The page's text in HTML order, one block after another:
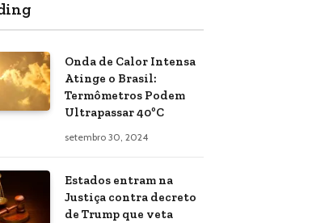
Onda de Calor Intensa
Atinge o Brasil:
Termômetros Podem
Ultrapassar 40ºC
setembro 30, 2024
Estados entram na
Justiça contra decreto
de Trump que veta